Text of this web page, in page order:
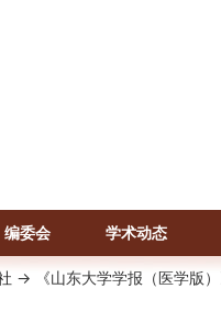
编委会 学术动态
-> 《山东大学学报（医学版）